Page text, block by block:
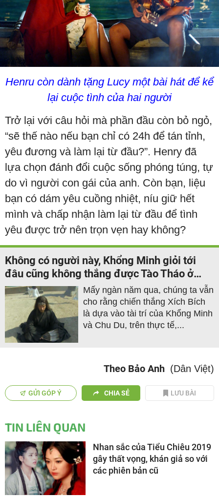
Henru còn dành tặng Lucy một bài hát để kể
lại cuộc tình của hai người
Trở lại với câu hỏi mà phần đầu còn bỏ ngỏ,
“sẽ thế nào nếu bạn chỉ có 24h để tán tỉnh,
yêu đương và làm lại từ đầu?”. Henry đã
lựa chọn đánh đổi cuộc sống phóng túng, tự
do vì người con gái của anh. Còn bạn, liệu
bạn có dám yêu cuồng nhiệt, níu giữ hết
mình và chấp nhận làm lại từ đầu để tình
yêu được trở nên trọn vẹn hay không?
Không có người này, Khổng Minh giỏi tới
đâu cũng không thắng được Tào Tháo ở
Xích Bích
Mấy ngàn năm qua, chúng ta vẫn
cho rằng chiến thắng Xích Bích
là dựa vào tài trí của Khổng Minh
và Chu Du, trên thực tế,...
Theo Bảo Anh (Dân Việt)
GỬI GÓP Ý CHIA SẺ LƯU BÀI
TIN LIÊN QUAN
Nhan sắc của Tiểu Chiêu 2019
gây thất vọng, khán giả so với
các phiên bản cũ